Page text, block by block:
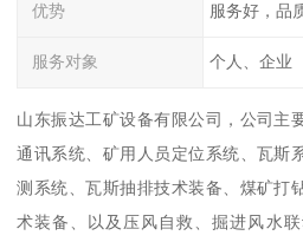
优势 服务好，品
服务对象 个人、企业
山东振达工矿设备有限公司，公司主
通讯系统、矿用人员定位系统、瓦斯
测系统、瓦斯抽排技术装备、煤矿打
术装备、以及压风自救、掘进风水